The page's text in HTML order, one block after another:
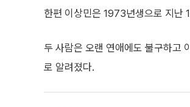
한편 이상민은 1973년생으로 지난
두 사람은 오랜 연애에도 불구하고
로 알려졌다.